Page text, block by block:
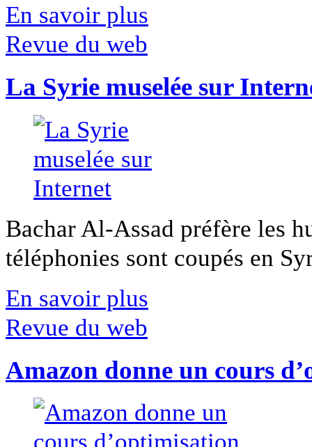
En savoir plus
Revue du web
La Syrie muselée sur
Bachar Al-Assad préfère les
téléphonies sont coupés en
En savoir plus
Revue du web
Amazon donne un cours